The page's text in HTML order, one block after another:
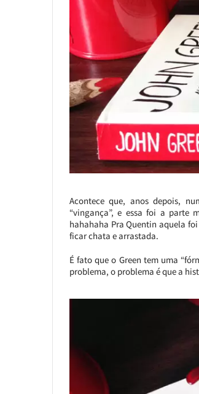
Acontece que, anos depois,
“vingança”, e essa foi a parte
hahahaha Pra Quentin aquela
ficar chata e arrastada.
É fato que o Green tem uma
problema, o problema é que a